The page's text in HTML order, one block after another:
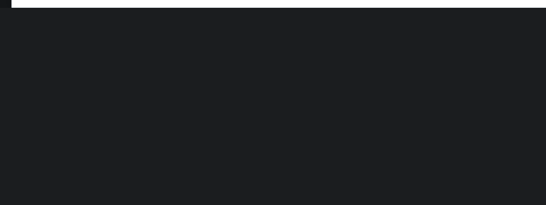
Für weitere Informationen Rufen Sie uns